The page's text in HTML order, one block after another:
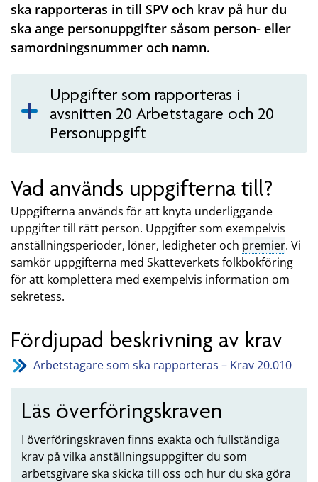
ska rapporteras in till SPV och krav på hur du
ska ange personuppgifter såsom person- eller
samordningsnummer och namn.
Uppgifter som rapporteras i
avsnitten 20 Arbetstagare och 20
Personuppgift
Vad används uppgifterna till?
Uppgifterna används för att knyta underliggande
uppgifter till rätt person. Uppgifter som exempelvis
anställningsperioder, löner, ledigheter och premier. Vi
samkör uppgifterna med Skatteverkets folkbokföring
för att komplettera med exempelvis information om
sekretess.
Fördjupad beskrivning av krav
Arbetstagare som ska rapporteras – Krav 20.010
Läs överföringskraven
I överföringskraven finns exakta och fullständiga
krav på vilka anställningsuppgifter du som
arbetsgivare ska skicka till oss och hur du ska göra